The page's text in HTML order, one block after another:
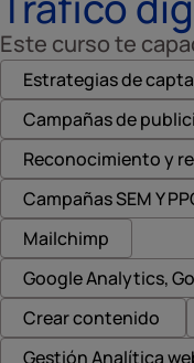
Este curso te
Estrategias de
Campañas de
Reconocimiento y
Campañas SEM Y
Mailchimp
Google Analytics,
Crear contenido
Gestión Analítica